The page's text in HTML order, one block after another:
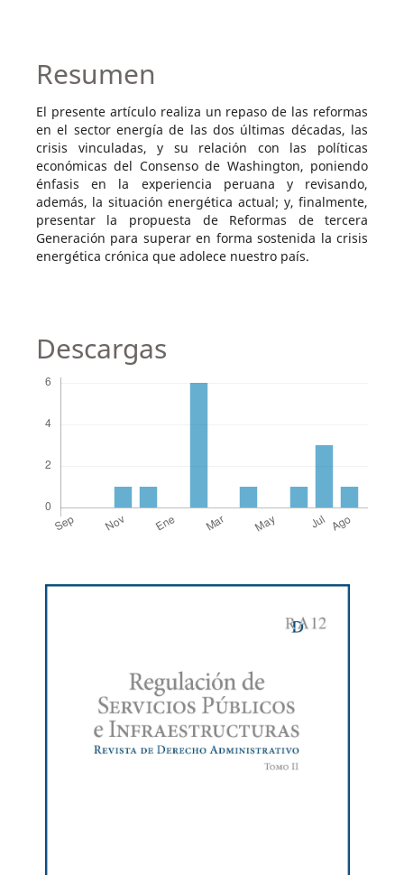
Resumen
El presente artículo realiza un repaso de las reformas
en el sector energía de las dos últimas décadas, las
crisis vinculadas, y su relación con las políticas
económicas del Consenso de Washington, poniendo
énfasis en la experiencia peruana y revisando,
además, la situación energética actual; y, finalmente,
presentar la propuesta de Reformas de tercera
Generación para superar en forma sostenida la crisis
energética crónica que adolece nuestro país.
Descargas